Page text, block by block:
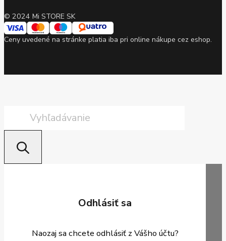
© 2024 Mi STORE SK
Ceny uvedené na stránke platia iba pri online nákupe cez eshop.
Odhlásiť sa
Naozaj sa chcete odhlásiť z Vášho účtu?